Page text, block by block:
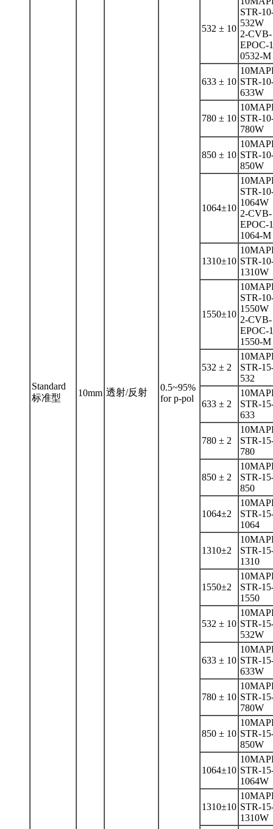
Standard
标准型
10mm 透射/反射
0.5~95%
for p-pol
532 ± 10
STR-
532W
2-CVB-
EPOC-
0532-M
633 ± 10 STR-
633W
780 ± 10 STR-
780W
850 ± 10 STR-
850W
1064±10
STR-
1064W
2-CVB-
EPOC-
1064-M
1310±10 STR-
1310W
1550±10
STR-
1550W
2-CVB-
EPOC-
1550-M
532 ± 2
STR-
532
633 ± 2
STR-
633
780 ± 2
STR-
780
850 ± 2
STR-
850
1064±2
STR-
1064
1310±2
STR-
1310
1550±2
STR-
1550
532 ± 10 STR-
532W
633 ± 10 STR-
633W
780 ± 10 STR-
780W
850 ± 10 STR-
850W
1064±10 STR-
1064W
1310±10 STR-
1310W